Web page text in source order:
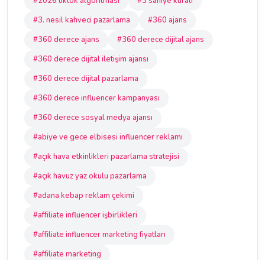
#3. nesil kahveci pazarlama
#360 ajans
#360 derece ajans
#360 derece dijital ajans
#360 derece dijital iletişim ajansı
#360 derece dijital pazarlama
#360 derece influencer kampanyası
#360 derece sosyal medya ajansı
#abiye ve gece elbisesi influencer reklamı
#açık hava etkinlikleri pazarlama stratejisi
#açık havuz yaz okulu pazarlama
#adana kebap reklam çekimi
#affiliate influencer işbirlikleri
#affiliate influencer marketing fiyatları
#affiliate marketing